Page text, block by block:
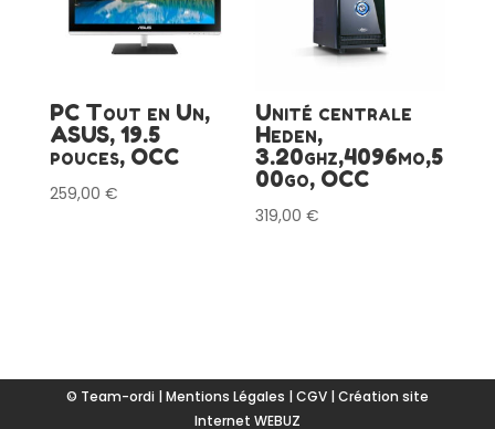
PC Tout en Un,
ASUS, 19.5
pouces, OCC
259,00 €
Unité centrale
Heden,
3.20ghz,4096mo,5
00go, OCC
319,00€
© Team-ordi | Mentions Légales | CGV| Création site
Internet WEBUZ